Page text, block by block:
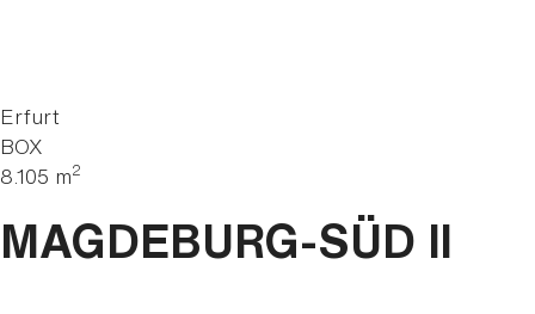
Erfurt
BOX
8.105 m2
MAGDEBURG-SÜD Il